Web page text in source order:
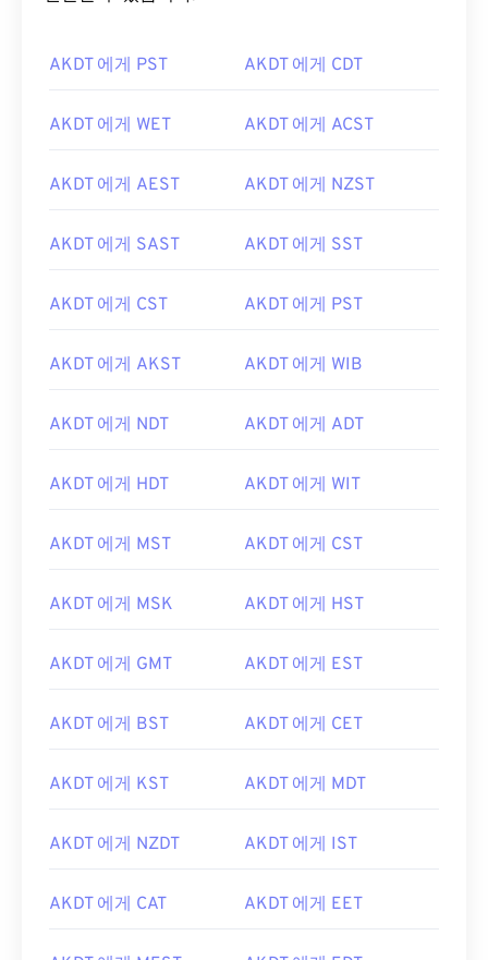
AKDT 에게 PST AKDT 에게 CDT
AKDT 에게 WET AKDT 에게 ACST
AKDT 에게 AEST AKDT 에게 NZST
AKDT 에게 SAST AKDT 에게 SST
AKDT 에게 CST AKDT 에게 PST
AKDT 에게 AKST AKDT 에게 WIB
AKDT 에게 NDT AKDT 에게 ADT
AKDT 에게 HDT AKDT 에게 WIT
AKDT 에게 MST AKDT 에게 CST
AKDT 에게 MSK AKDT 에게 HST
AKDT 에게 GMT AKDT 에게 EST
AKDT 에게 BST AKDT 에게 CET
AKDT 에게 KST AKDT 에게 MDT
AKDT 에게 NZDT AKDT 에게 IST
AKDT 에게 CAT AKDT 에게 EET